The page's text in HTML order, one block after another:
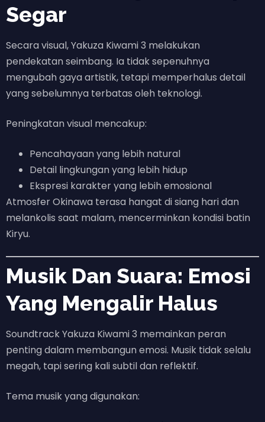
Segar
Secara visual, Yakuza Kiwami 3 melakukan
pendekatan seimbang. Ia tidak sepenuhnya
mengubah gaya artistik, tetapi memperhalus detail
yang sebelumnya terbatas oleh teknologi.
Peningkatan visual mencakup:
Pencahayaan yang lebih natural
Detail lingkungan yang lebih hidup
Ekspresi karakter yang lebih emosional
Atmosfer Okinawa terasa hangat di siang hari dan
melankolis saat malam, mencerminkan kondisi batin
Kiryu.
Musik Dan Suara: Emosi
Yang Mengalir Halus
Soundtrack Yakuza Kiwami 3 memainkan peran
penting dalam membangun emosi. Musik tidak selalu
megah, tapi sering kali subtil dan reflektif.
Tema musik yang digunakan: